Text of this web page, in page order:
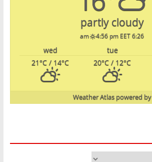
partly cloudy
6:26 am
4:56 pm EET
tue
wed
20°C / 12°C
21°C / 14°C
powered by
Weather Atlas